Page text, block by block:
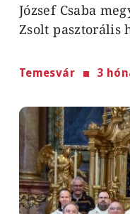
József Csaba
Zsolt pasztorális
Temesvár 3
Image